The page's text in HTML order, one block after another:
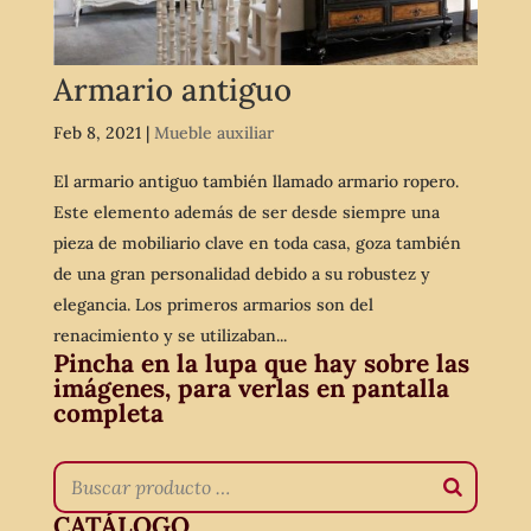
Armario antiguo
Feb 8, 2021| Mueble auxiliar
El armario antiguo también llamado armario ropero.
Este elemento además de ser desde siempre una
pieza de mobiliario clave en toda casa, goza también
de una gran personalidad debido a su robustez y
elegancia. Los primeros armarios son del
renacimiento y se utilizaban...
Pincha en la lupa que hay sobre las
imágenes, para verlas en pantalla
completa